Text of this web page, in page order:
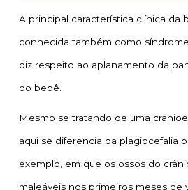
A principal característica clínica da
conhecida também como
diz respeito ao aplanamento da
do bebê.
Mesmo se tratando de uma
aqui se diferencia da plagiocefalia
exemplo, em que os ossos do
maleáveis nos primeiros meses de